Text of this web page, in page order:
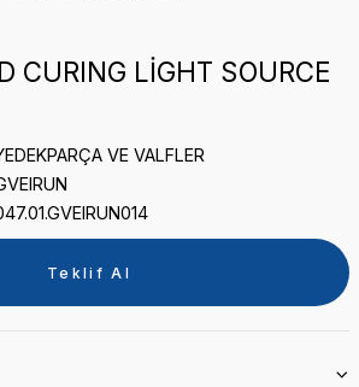
CURING LİGHT SOURCE
VE VALFLER
Teklif Al